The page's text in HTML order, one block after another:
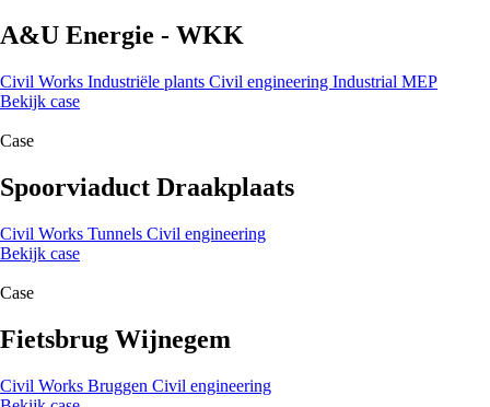
A&U Energie - WKK
Civil Works Industriële plants Civil engineering Industrial MEP
Bekijk case
Case
Spoorviaduct Draakplaats
Civil Works Tunnels Civil engineering
Bekijk case
Case
Fietsbrug Wijnegem
Civil Works Bruggen Civil engineering